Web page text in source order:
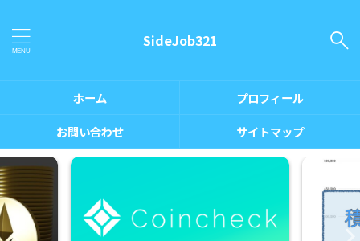
SideJob321
ホーム
プロフィール
お問い合わせ
サイトマップ